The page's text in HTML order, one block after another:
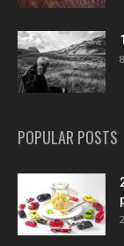
POPULAR POSTS